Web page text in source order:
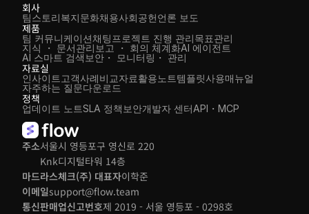
주소서울시 영등포구 영신로 220
Knk디지털타워 14층
마드라스체크(주) 대표자이학준
이메일support@flow.team
통신판매업신고번호제 2019 - 서울 영등포 - 0298호
회사
팀스토리복지문화채용사회공헌언론 보도
제품
팀 커뮤니케이션채팅 프로젝트 진행 관리목표관리
지식 ・ 문서관리 보고 ・ 회의 체계화
AI 스마트 검색
AI 에이전트
보안・ 모니터링・ 관리
자료실
인사이트 고객사례비교자료활용노트템플릿사용매뉴얼
자주하는 질문다운로드
정책
업데이트 노트SLA 정책 보안개발자 센터API・MCP